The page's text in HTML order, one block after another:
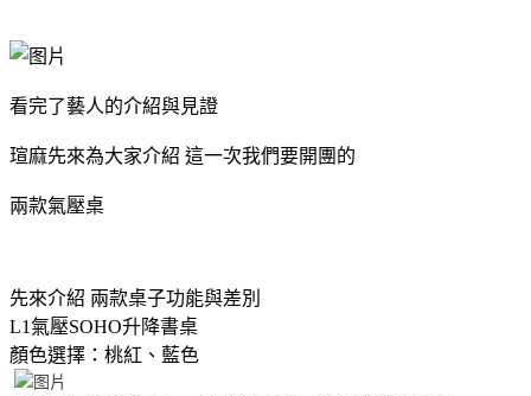
看完了藝人的介紹與見證
瑄麻先來為大家介紹 這一次我們要開團的
兩款氣壓桌
先來介紹 兩款桌子功能與差別
L1氣壓SOHO升降書桌
顏色選擇：桃紅、藍色